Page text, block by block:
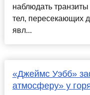
наблюдать
тел, пересекающих
явл...
«Джеймс Уэбб»
атмосферу» у